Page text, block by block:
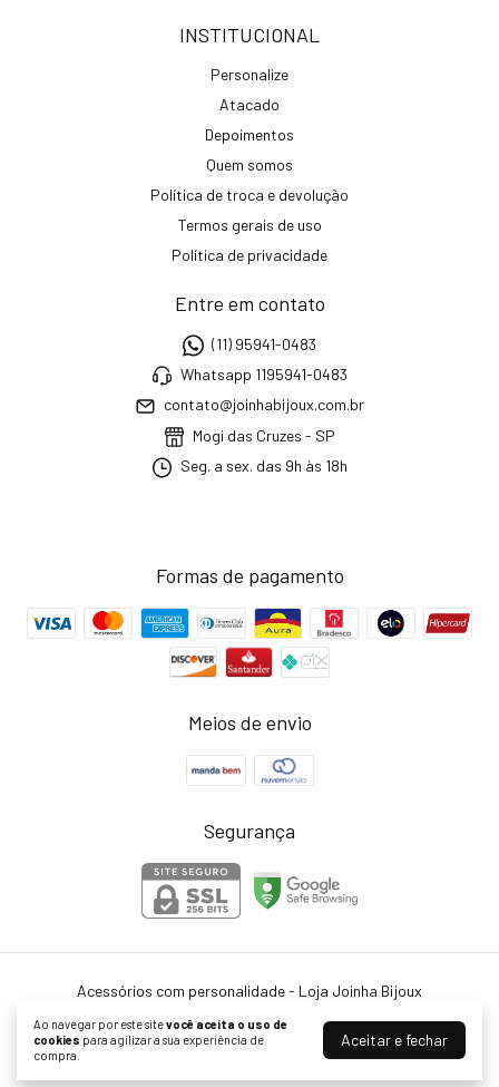
Ao navegar por este sitevocê aceita o uso de
cookies para agilizar a sua experiência de
compra.
Aceitar e fechar
INSTITUCIONAL
Personalize
Atacado
Depoimentos
Quem somos
Política de troca e devolução
Termos gerais de uso
Política de privacidade
Entre em contato
(11) 95941-0483
Whatsapp 1195941-0483
contato@joinhabijoux.com.br
Mogi das Cruzes - SP
Seg. a sex. das 9h às 18h
Formas de pagamento
Meios de envio
Segurança
Acessórios com personalidade - Loja Joinha Bijoux